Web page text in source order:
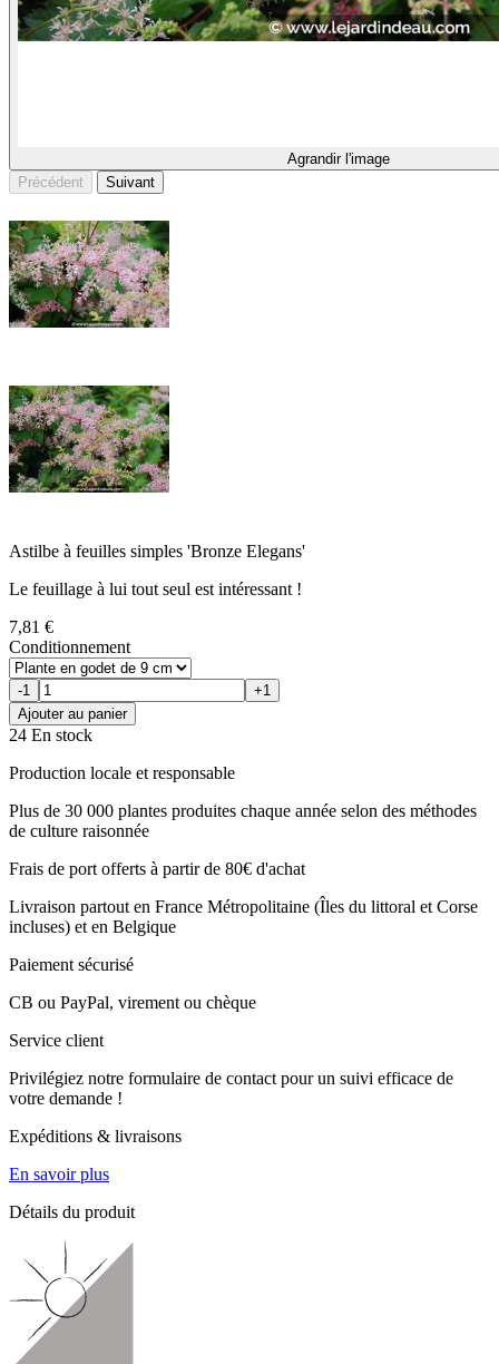
Agrandir l'image
Précédent
Suivant
Astilbe à feuilles simples 'Bronze Elegans'
Le feuillage à lui tout seul est intéressant !
7,81 €
Conditionnement
-1
+1
Ajouter au panier
24 En stock
Production locale et responsable
Plus de 30 000 plantes produites chaque année selon des méthodes
de culture raisonnée
Frais de port offerts à partir de 80€ d'achat
Livraison partout en France Métropolitaine (Îles du littoral et Corse
incluses) et en Belgique
Paiement sécurisé
CB ou PayPal, virement ou chèque
Service client
Privilégiez notre formulaire de contact pour un suivi efficace de
votre demande !
Expéditions & livraisons
En savoir plus
Détails du produit